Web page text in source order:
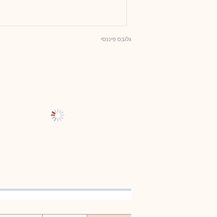
גלובס פיננסי